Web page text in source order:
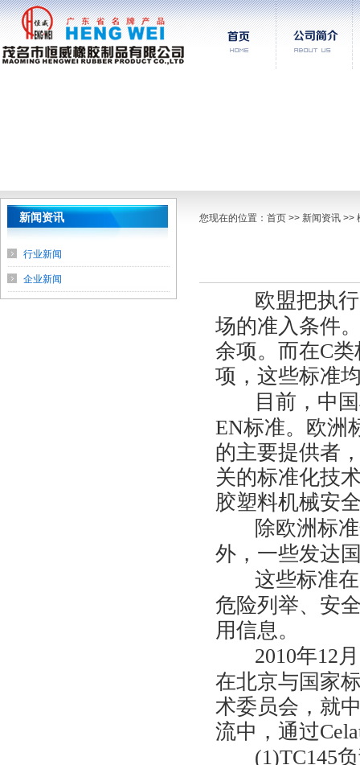
新闻资讯
行业新闻
企业新闻
您现在的位置： 首页 >> 新闻资讯 >>
欧盟把执
场的准入条件
余项。而在C
项，这些标准
目前，中
EN标准。欧洲
的主要提供者
关的标准化技
胶塑料机械安
除欧洲标
外，一些发达
这些标准
危险列举、安
用信息。
2010年12
在北京与国家
术委员会，就
流中，通过
(1)TC145